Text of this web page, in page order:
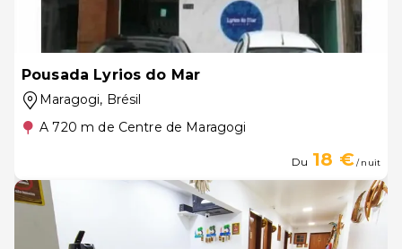
Pousada Lyrios do Mar
Maragogi, Brésil
A 720 m de Centre de Maragogi
Du 18 €/ nuit